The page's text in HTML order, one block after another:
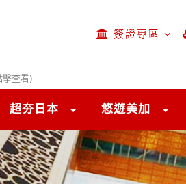
簽證專區
擊查看)
超夯日本 悠遊美加